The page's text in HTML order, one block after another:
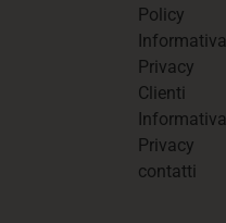
Policy
Informativa
Privacy
Clienti
Informativa
Privacy
contatti